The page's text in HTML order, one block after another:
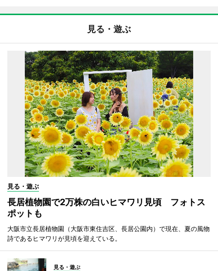
見る・遊ぶ
見る・遊ぶ
長居植物園で2万株の白いヒマワリ見頃 フォトス
ポットも
大阪市立長居植物園（大阪市東住吉区、長居公園内）で現在、夏の風物
詩であるヒマワリが見頃を迎えている。
見る・遊ぶ